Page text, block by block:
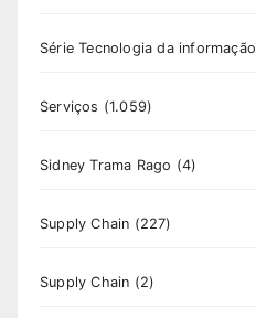
Série Tecnologia da informação
Serviços (1.059)
Sidney Trama Rago (4)
Supply Chain (227)
Supply Chain (2)